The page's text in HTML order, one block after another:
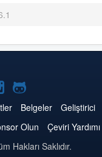
Instagram'da
Joomla
GitHub'da
Joomla
Belgeler Geliştirici
Olun Çeviri Yardımı
Hakları Saklıdır.